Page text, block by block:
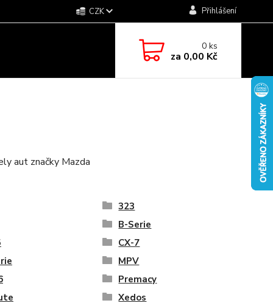
CZK Přihlášení
0ks
za 0,00 Kč
aut značky Mazda
323
B-Serie
CX-7
MPV
Premacy
Xedos